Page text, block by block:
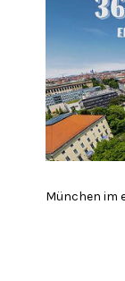
München im